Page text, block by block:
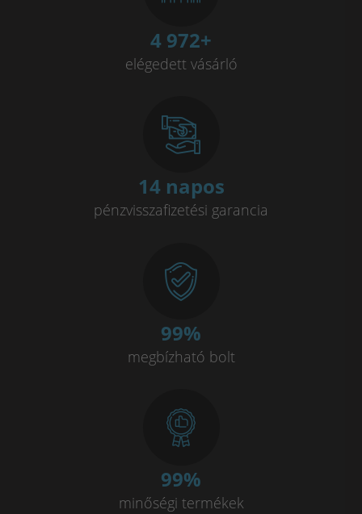
4 991+
elégedett vásárló
14 napos
pénzvisszafizetési garancia
100%
megbízható bolt
100%
minőségi termékek